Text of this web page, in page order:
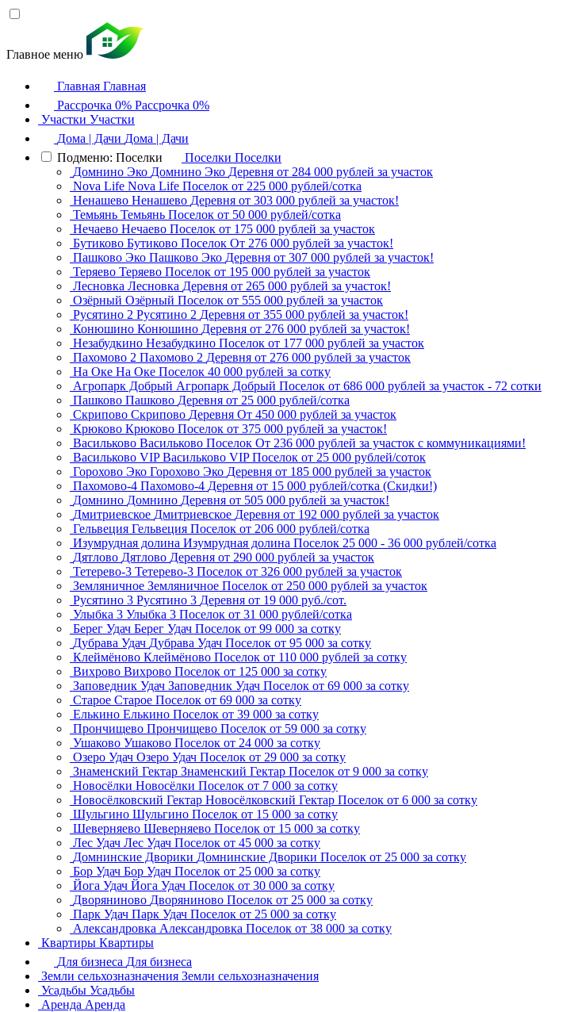
Главное меню
Главная Главная
Рассрочка 0% Рассрочка 0%
Участки Участки
Дома | Дачи Дома | Дачи
Подменю: Поселки
Поселки Поселки
Домнино Эко Домнино Эко Деревня от 284 000 рублей за участок
Nova Life Nova Life Поселок от 225 000 рублей/сотка
Ненашево Ненашево Деревня от 303 000 рублей за участок!
Темьянь Темьянь Поселок от 50 000 рублей/сотка
Нечаево Нечаево Поселок от 175 000 рублей за участок
Бутиково Бутиково Поселок От 276 000 рублей за участок!
Пашково Эко Пашково Эко Деревня от 307 000 рублей за участок!
Теряево Теряево Поселок от 195 000 рублей за участок
Лесновка Лесновка Деревня от 265 000 рублей за участок!
Озёрный Озёрный Поселок от 555 000 рублей за участок
Русятино 2 Русятино 2 Деревня от 355 000 рублей за участок!
Конюшино Конюшино Деревня от 276 000 рублей за участок!
Незабудкино Незабудкино Поселок от 177 000 рублей за участок
Пахомово 2 Пахомово 2 Деревня от 276 000 рублей за участок
На Оке На Оке Поселок 40 000 рублей за сотку
Агропарк Добрый Агропарк Добрый Поселок от 686 000 рублей за участок - 72 сотки
Пашково Пашково Деревня от 25 000 рублей/сотка
Скрипово Скрипово Деревня От 450 000 рублей за участок
Крюково Крюково Поселок от 375 000 рублей за участок!
Васильково Васильково Поселок От 236 000 рублей за участок с коммуникациями!
Васильково VIP Васильково VIP Поселок от 25 000 рублей/соток
Горохово Эко Горохово Эко Деревня от 185 000 рублей за участок
Пахомово-4 Пахомово-4 Деревня от 15 000 рублей/сотка (Скидки!)
Домнино Домнино Деревня от 505 000 рублей за участок!
Дмитриевское Дмитриевское Деревня от 192 000 рублей за участок
Гельвеция Гельвеция Поселок от 206 000 рублей/сотка
Изумрудная долина Изумрудная долина Поселок 25 000 - 36 000 рублей/сотка
Дятлово Дятлово Деревня от 290 000 рублей за участок
Тетерево-3 Тетерево-3 Поселок от 326 000 рублей за участок
Земляничное Земляничное Поселок от 250 000 рублей за участок
Русятино 3 Русятино 3 Деревня от 19 000 руб./сот.
Улыбка 3 Улыбка 3 Поселок от 31 000 рублей/сотка
Берег Удач Берег Удач Поселок от 99 000 за сотку
Дубрава Удач Дубрава Удач Поселок от 95 000 за сотку
Клеймёново Клеймёново Поселок от 110 000 рублей за сотку
Вихрово Вихрово Поселок от 125 000 за сотку
Заповедник Удач Заповедник Удач Поселок от 69 000 за сотку
Старое Старое Поселок от 69 000 за сотку
Елькино Елькино Поселок от 39 000 за сотку
Прончищево Прончищево Поселок от 59 000 за сотку
Ушаково Ушаково Поселок от 24 000 за сотку
Озеро Удач Озеро Удач Поселок от 29 000 за сотку
Знаменский Гектар Знаменский Гектар Поселок от 9 000 за сотку
Новосёлки Новосёлки Поселок от 7 000 за сотку
Новосёлковский Гектар Новосёлковский Гектар Поселок от 6 000 за сотку
Шульгино Шульгино Поселок от 15 000 за сотку
Шеверняево Шеверняево Поселок от 15 000 за сотку
Лес Удач Лес Удач Поселок от 45 000 за сотку
Домнинские Дворики Домнинские Дворики Поселок от 25 000 за сотку
Бор Удач Бор Удач Поселок от 25 000 за сотку
Йога Удач Йога Удач Поселок от 30 000 за сотку
Дворяниново Дворяниново Поселок от 25 000 за сотку
Парк Удач Парк Удач Поселок от 25 000 за сотку
Александровка Александровка Поселок от 38 000 за сотку
Квартиры Квартиры
Для бизнеса Для бизнеса
Земли сельхозназначения Земли сельхозназначения
Усадьбы Усадьбы
Аренда Аренда